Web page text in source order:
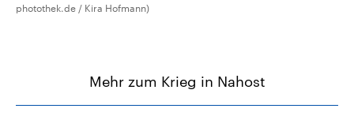
photothek.de / Kira Hofmann)
Mehr zum Krieg in Nahost